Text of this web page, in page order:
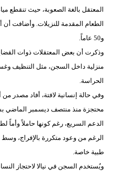
المعتقل بالغة الصعوبة، حيث تنقطع
و50 عاماً.
وذكرت أن بعض المعتقلات ذوات
منزلية داخل السجن، مثل التنظيف
الحراسة.
وفي حالة إنسانية لافتة، أفاد مصدر
محتجزة منذ منتصف ديسمبر
الدعم السريع، رغم كونها حاملاً وأماً
الرغم من وعود متكررة بالإفراج، وسط
طبية خاصة.
ويُستخدم السجن في نيالا لاحتجاز